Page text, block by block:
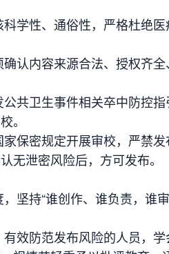
学性、通俗性，严格杜绝
认内容来源合法、授权齐
共卫生事件相关卒中防控
。
保密规定开展审校，严禁
无泄密风险后，方可发布。
坚持“谁创作、谁负责，谁
效防范发布风险的人员，